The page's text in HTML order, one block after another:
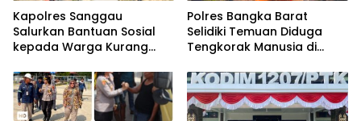
Kapolres Sanggau
Salurkan Bantuan Sosial
kepada Warga Kurang
Wujud Nyata Kepedulian
Polri Hadir untuk
Masyarakat
Polres Bangka Barat
Selidiki Temuan Diduga
Tengkorak Manusia di
Berspekulasi